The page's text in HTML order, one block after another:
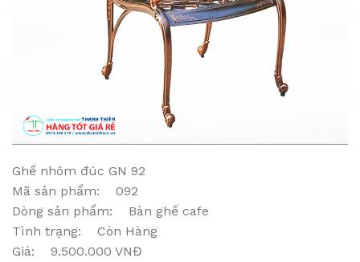
Ghế nhôm đúc GN 92
Mã sản phẩm: 092
Dòng sản phẩm: Bàn ghế cafe
Tình trạng: Còn Hàng
Giá: 9.500.000 VNĐ